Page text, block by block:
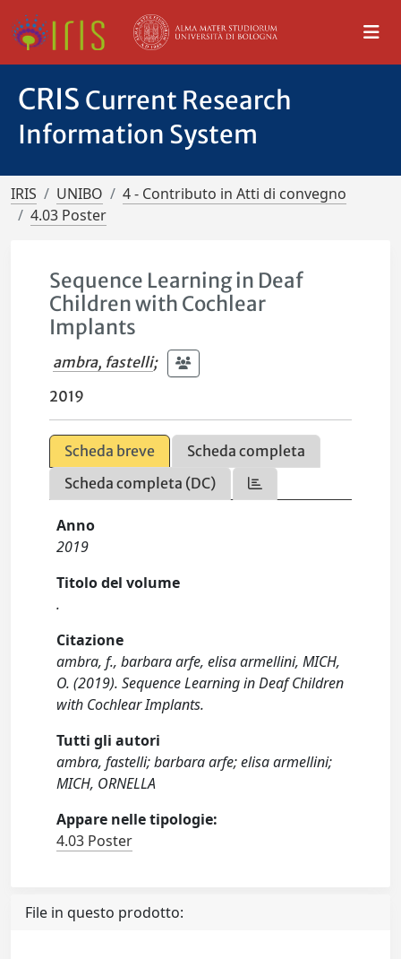
CRIS Current Research
Information System
IRIS UNIBO
4 - Contributo in Atti di convegno
4.03 Poster
Sequence Learning in Deaf
Children with Cochlear
Implants
ambra, fastelli;
2019
Scheda breve
Scheda completa
Scheda completa (DC)
Anno
2019
Titolo del volume
.
Citazione
ambra, f., barbara arfe, elisa armellini, MICH,
O. (2019). Sequence Learning in Deaf Children
with Cochlear Implants.
Tutti gli autori
ambra, fastelli; barbara arfe; elisa armellini;
MICH, ORNELLA
Appare nelle tipologie:
4.03 Poster
File in questo prodotto: